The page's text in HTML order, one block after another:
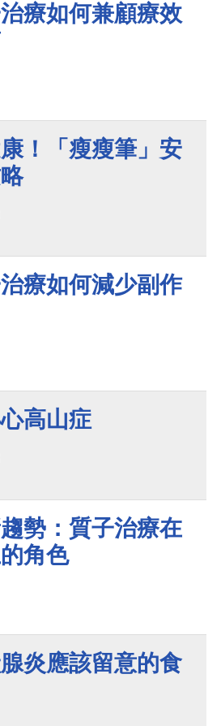
療如何兼顧療效
！「瘦瘦筆」安
療如何減少副作
高山症
勢：質子治療在
角色
炎應該留意的食